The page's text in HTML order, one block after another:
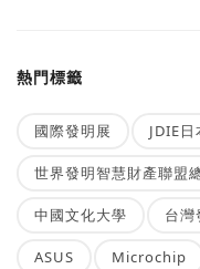
熱門標籤
國際發明展 JDIE
世界發明智慧財產聯盟
中國文化大學 台灣
ASUS Microchip